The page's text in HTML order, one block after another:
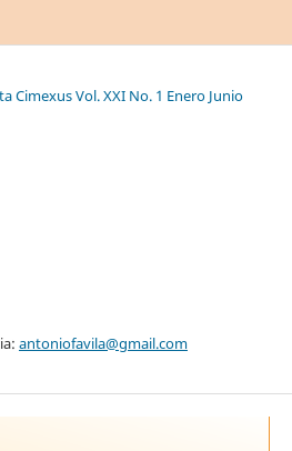
Cimexus Vol. XXI No. 1 Enero Junio
antoniofavila@gmail.com